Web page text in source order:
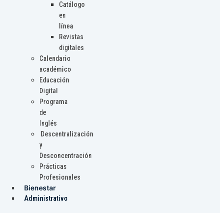
Catálogo
en
línea
Revistas
digitales
Calendario
académico
Educación
Digital
Programa
de
Inglés
Descentralización
y
Desconcentración
Prácticas
Profesionales
Bienestar
Administrativo